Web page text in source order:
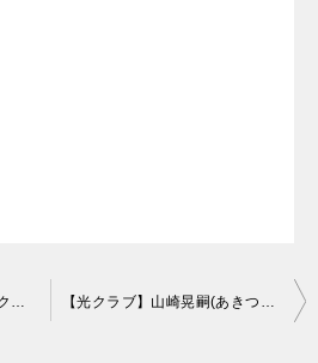
【アウトデラックス】ヨガクリエイターaya(あや)年齢身長プロフィール 【光クラブ】山崎晃嗣(あきつぐ)の生い立ちや日記！父親・母親など家族についても紹介